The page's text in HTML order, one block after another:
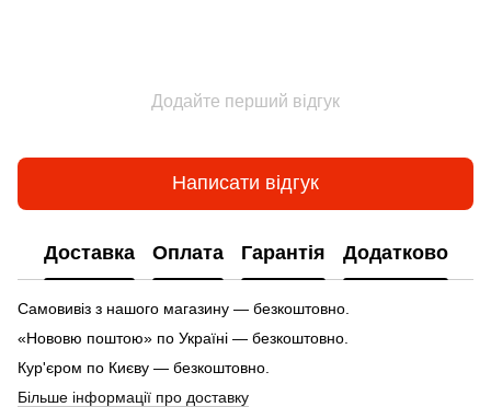
Додайте перший відгук
Написати відгук
Доставка Оплата Гарантія Додатково
Самовивіз з нашого магазину — безкоштовно.
«Нововю поштою» по Україні — безкоштовно.
Кур'єром по Києву — безкоштовно.
Більше інформації про доставку